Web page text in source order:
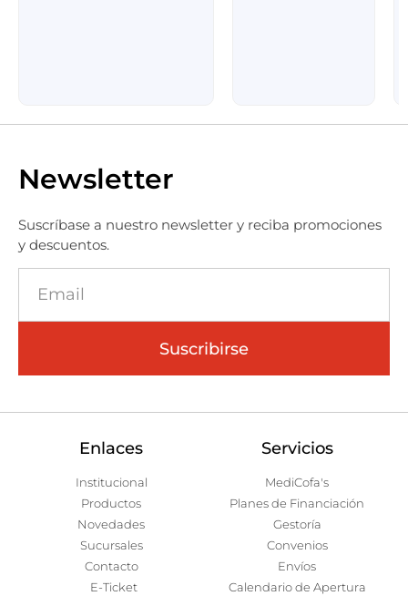
Newsletter
Suscríbase a nuestro newsletter y reciba promociones
y descuentos.
Suscribirse
Enlaces
Institucional
Productos
Novedades
Sucursales
Contacto
E-Ticket
Servicios
MediCofa's
Planes de Financiación
Gestoría
Convenios
Envíos
Calendario de Apertura